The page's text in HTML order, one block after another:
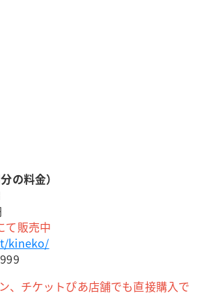
の料金）
て販売中
kineko/
、チケットぴあ店舗でも直接購入で